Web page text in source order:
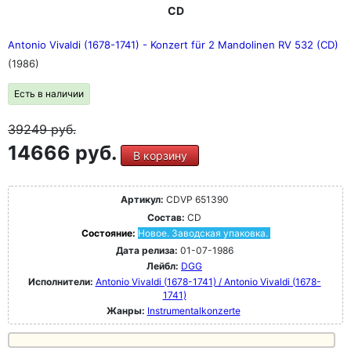
CD
Antonio Vivaldi (1678-1741) - Konzert für 2 Mandolinen RV 532 (CD)
(1986)
Есть в наличии
39249руб.
14666 руб. В корзину
Артикул: CDVP 651390
Состав: CD
Состояние: Новое. Заводская упаковка.
Дата релиза: 01-07-1986
Лейбл: DGG
Исполнители: Antonio Vivaldi (1678-1741) / Antonio Vivaldi (1678-
1741)
Жанры: Instrumentalkonzerte